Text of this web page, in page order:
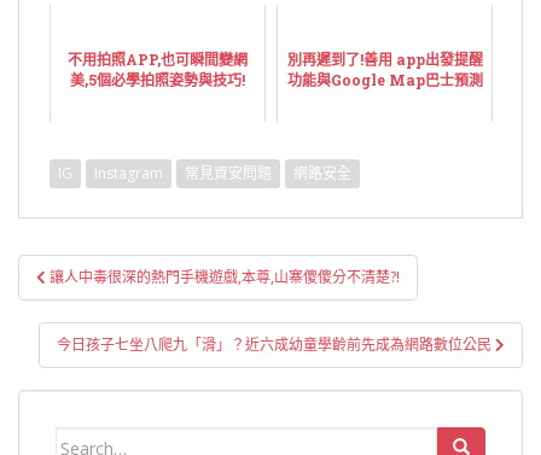
不用拍照APP,也可瞬間變網
美,5個必學拍照姿勢與技巧!
別再遲到了!善用 app出發提醒
功能與Google Map巴士預測
IG Instagram 常見資安問題 網路安全
文
章
導
覽
讓人中毒很深的熱門手機遊戲,本尊,山寨傻傻分不清楚?!
今日孩子七坐八爬九「滑」？近六成幼童學齡前先成為網路數位公民
Search